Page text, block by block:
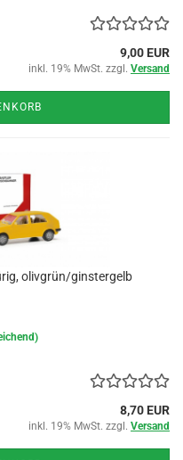
9,00 EUR
inkl. 19% MwSt. zzgl. Versand
olivgrün/ginstergelb
8,70 EUR
inkl. 19% MwSt. zzgl. Versand